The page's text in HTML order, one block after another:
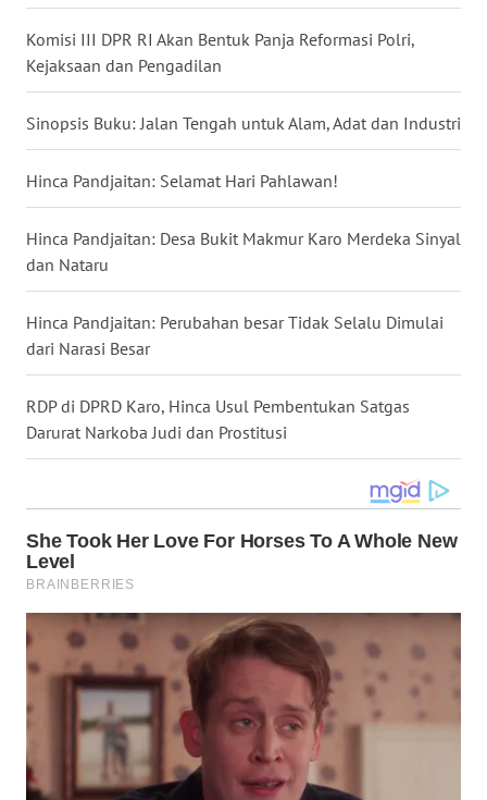
Komisi III DPR RI Akan Bentuk Panja Reformasi Polri,
Kejaksaan dan Pengadilan
Sinopsis Buku: Jalan Tengah untuk Alam, Adat dan Industri
Hinca Pandjaitan: Selamat Hari Pahlawan!
Hinca Pandjaitan: Desa Bukit Makmur Karo Merdeka Sinyal
dan Nataru
Hinca Pandjaitan: Perubahan besar Tidak Selalu Dimulai
dari Narasi Besar
RDP di DPRD Karo, Hinca Usul Pembentukan Satgas
Darurat Narkoba Judi dan Prostitusi
WN
JOGJA
WN
JATIM
KALBAR
WN
KALTENG
WN
KALTARA
WN
WN
SULSEL
WN
GORONTALO